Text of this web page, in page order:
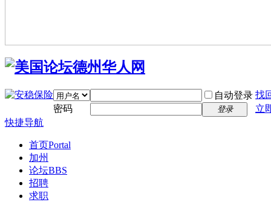
自动登录 找
密码
登录
立
快捷导航
首页Portal
加州
论坛BBS
招聘
求职